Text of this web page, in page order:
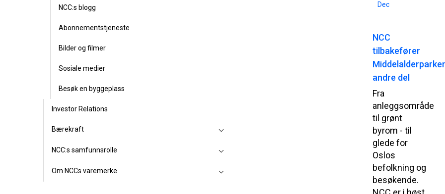
NCC:s blogg
Abonnementstjeneste
Bilder og filmer
Sosiale medier
Besøk en byggeplass
Investor Relations
Bærekraft
NCC:s samfunnsrolle
Om NCCs varemerke
Dec
NCC
tilbakefører
andre del
Fra
anleggsområde
til grønt
byrom - til
glede for
Oslos
befolkning og
besøkende.